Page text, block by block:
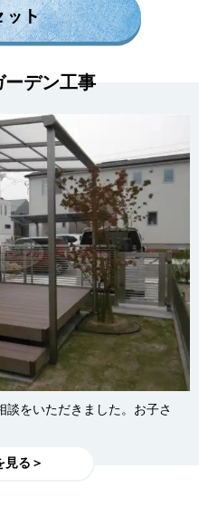
デン工事
をいただきました。お子さ
見る＞